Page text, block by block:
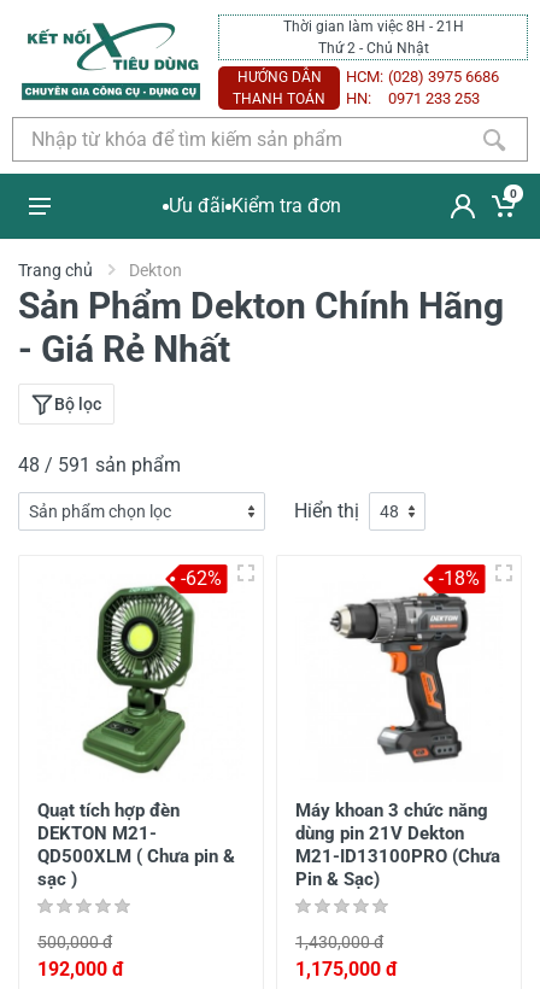
Thời gian làm việc 8H - 21H
Thứ 2 - Chủ Nhật
HƯỚNG DẪN
THANH TOÁN
HCM: (028) 3975 6686
HN:
0971 233 253
Ưu đãi Kiểm tra đơn
0
Trang chủ Dekton
Sản Phẩm Dekton Chính Hãng
- Giá Rẻ Nhất
Bộ lọc
48 / 591 sản phẩm
Hiển thị
Quạt tích hợp đèn
DEKTON M21-
QD500XLM ( Chưa pin &
sạc )
500,000 đ
192,000 đ
-62%
Máy khoan 3 chức năng
dùng pin 21V Dekton
M21-ID13100PRO (Chưa
Pin & Sạc)
1,430,000 đ
1,175,000 đ
-18%